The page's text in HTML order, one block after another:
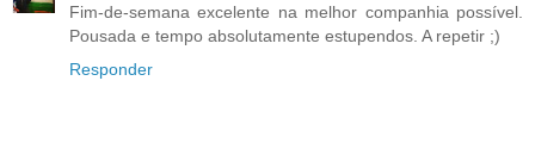
Fim-de-semana excelente na melhor companhia possível.
Pousada e tempo absolutamente estupendos. A repetir ;)
Responder